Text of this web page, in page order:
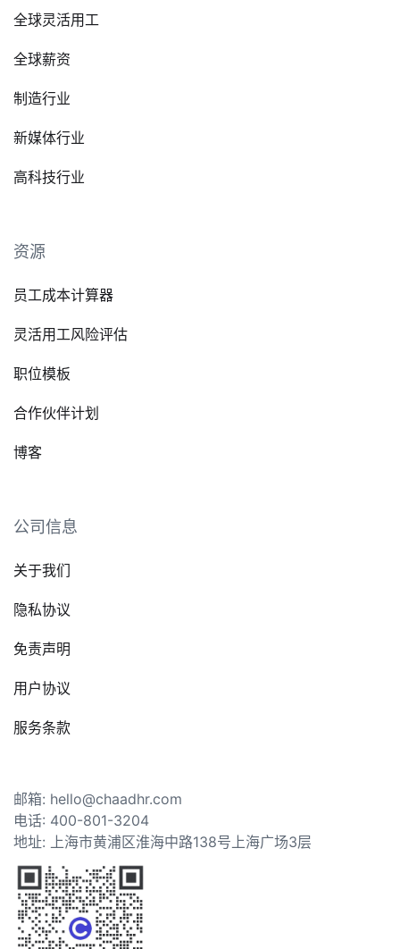
全球灵活用工
全球薪资
制造行业
新媒体行业
高科技行业
资源
员工成本计算器
灵活用工风险评估
职位模板
合作伙伴计划
博客
公司信息
关于我们
隐私协议
免责声明
用户协议
服务条款
邮箱: hello@chaadhr.com
电话: 400-801-3204
地址: 上海市黄浦区淮海中路138号上海广场3层